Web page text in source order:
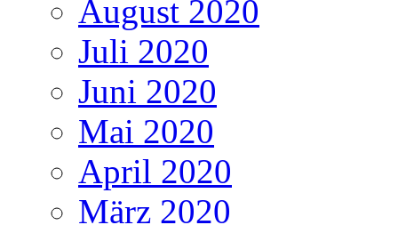
August 2020
Juli 2020
Juni 2020
Mai 2020
April 2020
März 2020